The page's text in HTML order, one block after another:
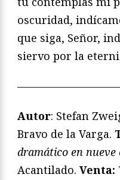
oscuridad,
que siga, Señor,
siervo por la
Autor: Stefan
Bravo de la Varga.
dramático en nueve
Acantilado. Venta: